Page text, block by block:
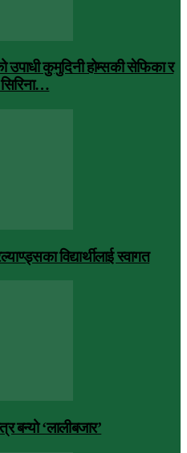
उपाधी कुमुदिनी होम्सकी सेफिका र
विद्यार्थीलाई स्वागत
बन्यो ‘लालीबजार’